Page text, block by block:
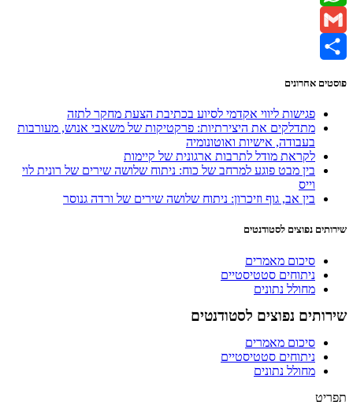
WhatsApp
Gmail
פוסטים אחרונים
פגישות ליווי אקדמי לסיוע בכתיבת הצעת מחקר לתזה
מתדלקים את היצירתיות: פרקטיקות של משאבי אנוש, מעורבות
בעבודה, אישיות ואוטונומיה
לקראת מודל לתרבות ארגונית של קיימות
בין מבט פוגע למרחב של כוח: ניתוח שלושה שירים של רונית לוי
וייס
בין אב, גוף וזיכרון: ניתוח שלושה שירים של ורדה גנוסר
שירותים נפוצים לסטודנטים
סיכום מאמרים
ניתוחים סטטיסטיים
מחולל נתונים
שירותים נפוצים לסטודנטים
סיכום מאמרים
ניתוחים סטטיסטיים
מחולל נתונים
תפריט